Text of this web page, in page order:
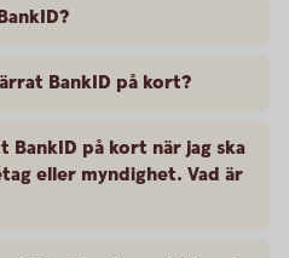
BankID på kort?
BankID på kort när jag ska
eller myndighet. Vad är